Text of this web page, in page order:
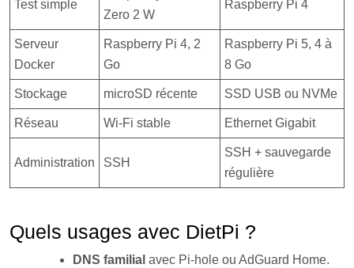
Test simple
Zero 2 W
Raspberry Pi 4
Serveur
Docker
Raspberry Pi 4, 2
Go
Raspberry Pi 5, 4 à
8 Go
Stockage microSD récente SSD USB ou NVMe
Réseau Wi-Fi stable Ethernet Gigabit
Administration SSH
SSH + sauvegarde
régulière
Quels usages avec DietPi ?
DNS familial avec Pi-hole ou AdGuard Home.